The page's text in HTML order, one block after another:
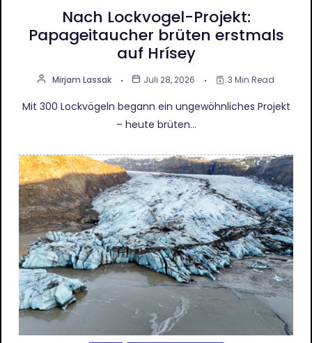
Nach Lockvogel-Projekt:
Papageitaucher brüten erstmals
auf Hrísey
Mirjam Lassak Juli 28, 2026 3 Min Read
Mit 300 Lockvögeln begann ein ungewöhnliches Projekt
– heute brüten…